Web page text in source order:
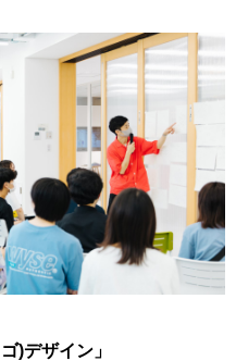
)デザイン」